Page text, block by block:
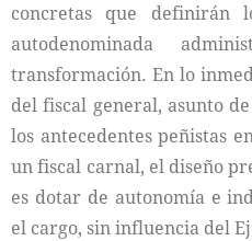
concretas que definirán
autodenominada
transformación. En lo
del fiscal general, asunto
los antecedentes peñistas
un fiscal carnal, el diseño
es dotar de autonomía e
el cargo, sin influencia del